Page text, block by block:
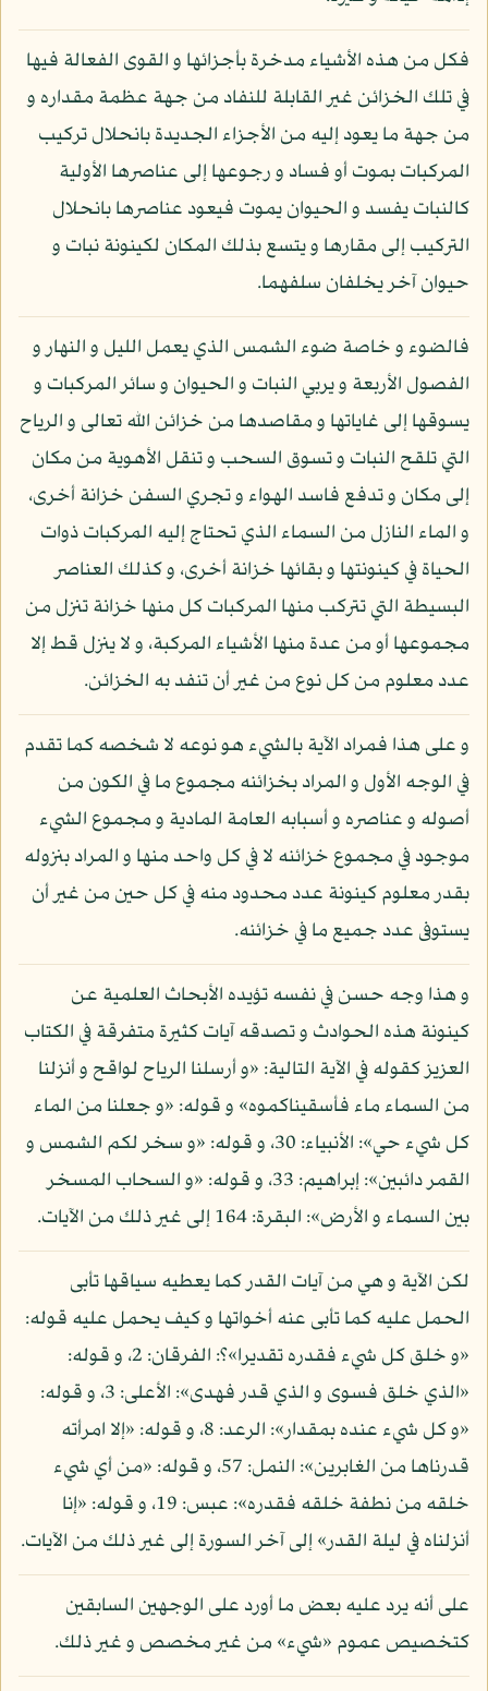
فكل من هذه الأشياء مدخرة بأجزائها و القوى الفعالة فيها
في تلك الخزائن غير القابلة للنفاد من جهة عظمة مقداره و
من جهة ما يعود إليه من الأجزاء الجديدة بانحلال تركيب
المركبات بموت أو فساد و رجوعها إلى عناصرها الأولية
كالنبات يفسد و الحيوان يموت فيعود عناصرها بانحلال
التركيب إلى مقارها و يتسع بذلك المكان لكينونة نبات و
حيوان آخر يخلفان سلفهما.
فالضوء و خاصة ضوء الشمس الذي يعمل الليل و النهار و
الفصول الأربعة و يربي النبات و الحيوان و سائر المركبات و
يسوقها إلى غاياتها و مقاصدها من خزائن الله تعالى و الرياح
التي تلقح النبات و تسوق السحب و تنقل الأهوية من مكان
إلى مكان و تدفع فاسد الهواء و تجري السفن خزانة أخرى،
و الماء النازل من السماء الذي تحتاج إليه المركبات ذوات
الحياة في كينونتها و بقائها خزانة أخرى، و كذلك العناصر
البسيطة التي تتركب منها المركبات كل منها خزانة تنزل من
مجموعها أو من عدة منها الأشياء المركبة، و لا ينزل قط إلا
عدد معلوم من كل نوع من غير أن تنفد به الخزائن.
و على هذا فمراد الآية بالشيء هو نوعه لا شخصه كما تقدم
في الوجه الأول و المراد بخزائنه مجموع ما في الكون من
أصوله و عناصره و أسبابه العامة المادية و مجموع الشيء
موجود في مجموع خزائنه لا في كل واحد منها و المراد بنزوله
بقدر معلوم كينونة عدد محدود منه في كل حين من غير أن
يستوفى عدد جميع ما في خزائنه.
و هذا وجه حسن في نفسه تؤيده الأبحاث العلمية عن
كينونة هذه الحوادث و تصدقه آيات كثيرة متفرقة في الكتاب
العزيز كقوله في الآية التالية: «و أرسلنا الرياح لواقح و أنزلنا
من السماء ماء فأسقيناكموه» و قوله: «و جعلنا من الماء
كل شيء حي»: الأنبياء: 30، و قوله: «و سخر لكم الشمس و
القمر دائبين»: إبراهيم: 33، و قوله: «و السحاب المسخر
بين السماء و الأرض»: البقرة: 164 إلى غير ذلك من الآيات.
لكن الآية و هي من آيات القدر كما يعطيه سياقها تأبى
الحمل عليه كما تأبى عنه أخواتها و كيف يحمل عليه قوله:
«و خلق كل شيء فقدره تقديرا»؟: الفرقان: 2، و قوله:
«الذي خلق فسوى و الذي قدر فهدى»: الأعلى: 3، و قوله:
«و كل شيء عنده بمقدار»: الرعد: 8، و قوله: «إلا امرأته
قدرناها من الغابرين»: النمل: 57، و قوله: «من أي شيء
خلقه من نطفة خلقه فقدره»: عبس: 19، و قوله: «إنا
أنزلناه في ليلة القدر» إلى آخر السورة إلى غير ذلك من الآيات.
على أنه يرد عليه بعض ما أورد على الوجهين السابقين
كتخصيص عموم «شيء» من غير مخصص و غير ذلك.